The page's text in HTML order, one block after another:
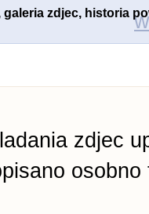
zdjec, historia
zdjec